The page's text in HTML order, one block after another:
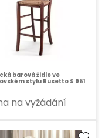
barová židle ve
stylu Busetto S 951
na vyžádání